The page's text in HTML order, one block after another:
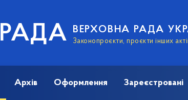
РАДА ВЕРХОВНА РАДА
Законопроєкти, проєкти інших
Архів Оформлення Зареєстровані